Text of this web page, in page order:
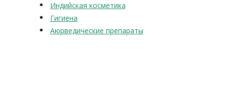
Индийская косметика
Гигиена
Аюрведические препараты